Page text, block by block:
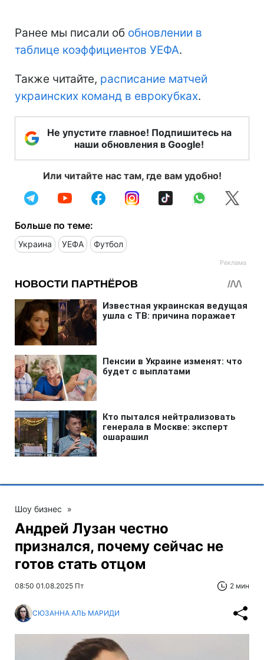
Ранее мы писали об обновлении в
таблице коэффициентов УЕФА.
Также читайте, расписание матчей
украинских команд в еврокубках.
Не упустите главное! Подпишитесь на
наши обновления в Google!
Или читайте нас там, где вам удобно!
Больше по теме:
Украина УЕФА Футбол
Шоу бизнес »
Андрей Лузан честно
признался, почему сейчас не
готов стать отцом
08:50 01.08.2025 Пт 2 мин
СЮЗАННА АЛЬ МАРИДИ